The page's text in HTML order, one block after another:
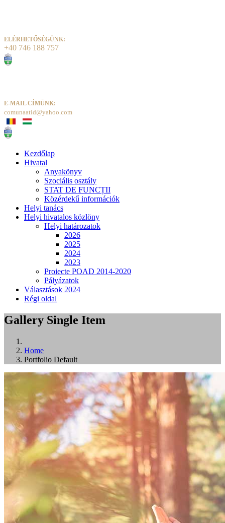
ELÉRHETŐSÉGÜNK:
+40 746 188 757
E-MAIL CÍMÜNK:
comunaatid@yahoo.com
Kezdőlap
Hivatal
Anyakönyv
Szociális osztály
STAT DE FUNCȚII
Közérdekű információk
Helyi tanács
Helyi hivatalos közlöny
Helyi határozatok
2026
2025
2024
2023
Proiecte POAD 2014-2020
Pályázatok
Választások 2024
Régi oldal
Gallery Single Item
Home
Portfolio Default